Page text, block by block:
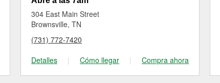
304 East Main Street
Brownsville, TN
(731) 772-7420
Detalles
| Cómo llegar | Compra ahora